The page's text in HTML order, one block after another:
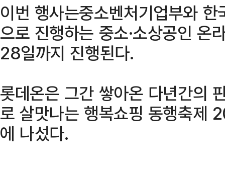
이번 행사는중소벤처기업부와
으로 진행하는 중소·소상공인 온
28일까지 진행된다.
롯데온은 그간 쌓아온 다년간의
로 살맛나는 행복쇼핑 동행축제
에 나섰다.